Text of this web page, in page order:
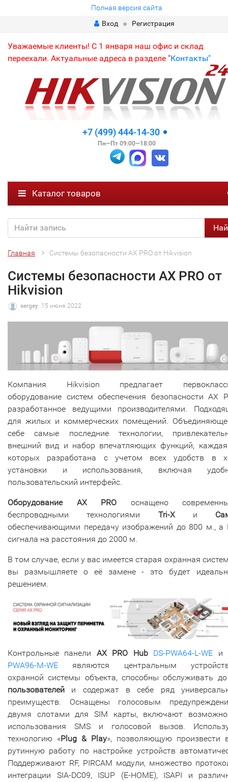
Полная версия сайта
Вход
Регистрация
Уважаемые клиенты! С 1 января наш офис и склад
переехали. Актуальные адреса в разделе "Контакты"
+7 (499) 444-14-30
Пн—Пт 09:00—18:00
Каталог товаров
Главная Системы безопасности AX PRO от Hikvision
Системы безопасности AX PRO от
Hikvision
sergey 15 июня 2022
Компания Hikvision предлагает
оборудование систем обеспечения безопасности AX
разработанное ведущими производителями.
для жилых и коммерческих помещений.
себе самые последние технологии,
внешний вид и набор впечатляющих функций,
которых разработана с учетом всех удобств в
установки и использования, включая
пользовательский интерфейс.
Оборудование AX PRO оснащено
беспроводными технологиями Tri-Xи
обеспечивающими передачу изображений до 800 м., а
сигнала на расстояния до 2000 м.
В том случае, если у вас имеется старая охранная
вы размышляете о её замене - это будет
решением.
Контрольные панели AX PRO Hub DS-PWA64-L-WE и
PWA96-M-WE являются центральным
охранной системы объекта, способны обслуживать
пользователей и содержат в себе ряд
преимуществ. Оснащены голосовым
двумя слотами для SIM карты, включают
использования SMS и голосовой вызов.
технологию «Plug & Play», позволяющую произвести
рутинную работу по настройке устройств
Поддерживают RF, PIRCAM модули, множество
интеграции SIA-DC09, ISUP (E-HOME), ISAPI и